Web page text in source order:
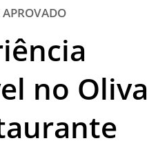
SA TV
APROVADO
APROVADO
no Oliva